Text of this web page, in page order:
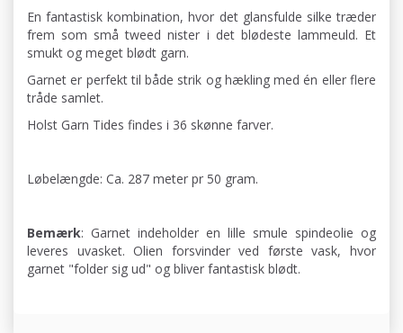
En fantastisk kombination, hvor det glansfulde silke træder
frem som små tweed nister i det blødeste lammeuld. Et
smukt og meget blødt garn.
Garnet er perfekt til både strik og hækling med én eller flere
tråde samlet.
Holst Garn Tides findes i 36 skønne farver.
Løbelængde: Ca. 287 meter pr 50 gram.
Bemærk: Garnet indeholder en lille smule spindeolie og
leveres uvasket. Olien forsvinder ved første vask, hvor
garnet "folder sig ud" og bliver fantastisk blødt.